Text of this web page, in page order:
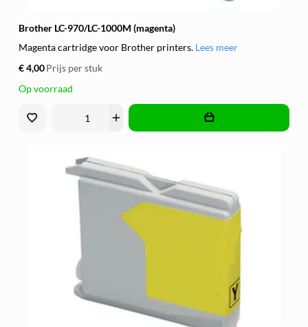
Brother LC-970/LC-1000M (magenta)
Magenta cartridge voor Brother printers. Lees meer
€ 4,00Prijs per stuk
Op voorraad
add